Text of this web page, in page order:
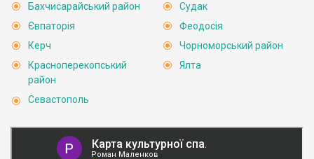
Бахчисарайський район
Євпаторія
Керч
Красноперекопський
район
Севастополь
Судак
Феодосія
Чорноморський район
Ялта